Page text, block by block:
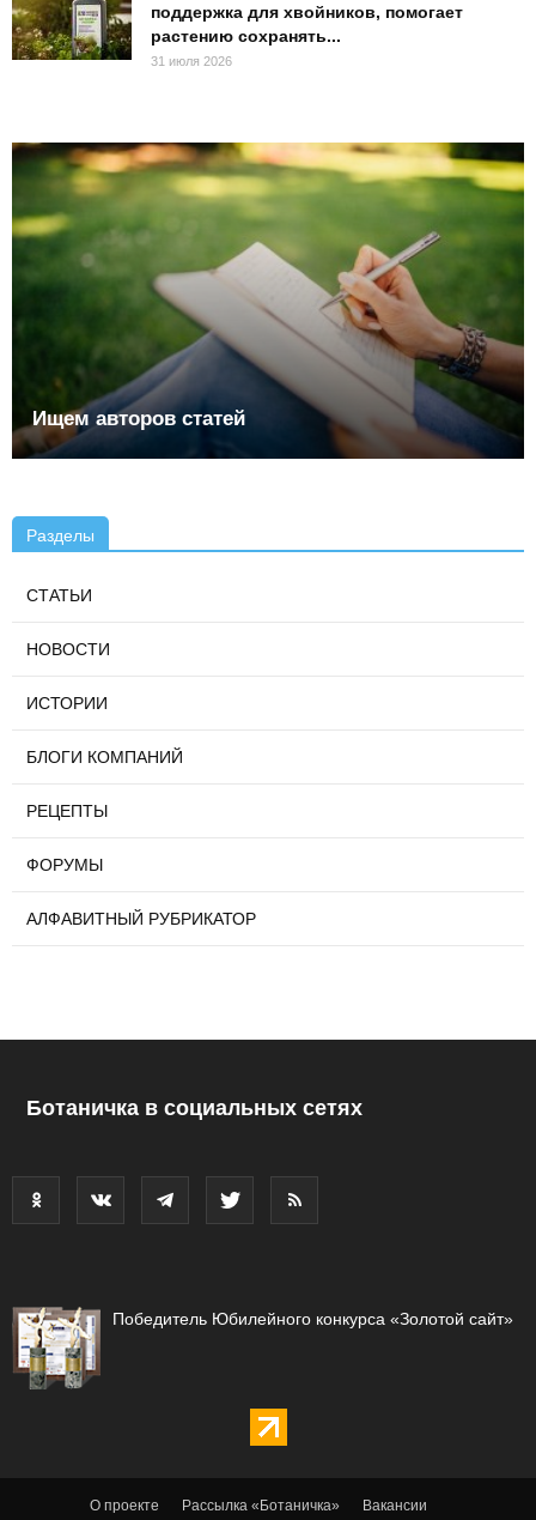
поддержка для хвойников, помогает
растению сохранять...
31 июля 2026
Ищем авторов статей
Разделы
СТАТЬИ
НОВОСТИ
ИСТОРИИ
БЛОГИ КОМПАНИЙ
РЕЦЕПТЫ
ФОРУМЫ
АЛФАВИТНЫЙ РУБРИКАТОР
Ботаничка в социальных сетях
Победитель Юбилейного конкурса «Золотой сайт»
О проекте Рассылка «Ботаничка» Вакансии